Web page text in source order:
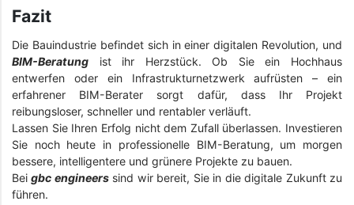
Fazit
Die Bauindustrie befindet sich in einer digitalen Revolution, und
BIM-Beratung ist ihr Herzstück. Ob Sie ein Hochhaus
entwerfen oder ein Infrastrukturnetzwerk aufrüsten – ein
erfahrener BIM-Berater sorgt dafür, dass Ihr Projekt
reibungsloser, schneller und rentabler verläuft.
Lassen Sie Ihren Erfolg nicht dem Zufall überlassen. Investieren
Sie noch heute in professionelle BIM-Beratung, um morgen
bessere, intelligentere und grünere Projekte zu bauen.
Beigbc engineerssind wir bereit, Sie in die digitale Zukunft zu
führen.